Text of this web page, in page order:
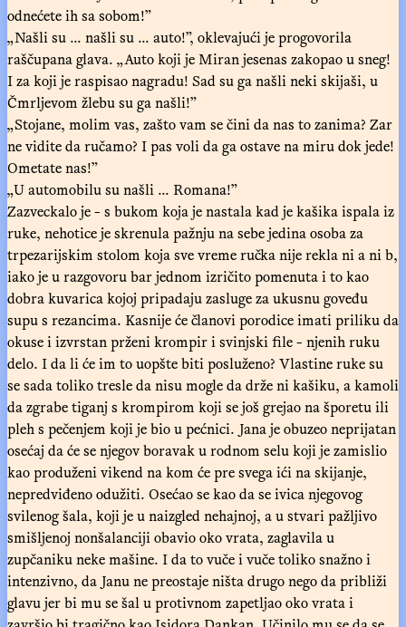
odnećete ih sa sobom!”
„Našli su ... našli su ... auto!”, oklevajući je progovorila
raščupana glava. „Auto koji je Miran jesenas zakopao u sneg!
I za koji je raspisao nagradu! Sad su ga našli neki skijaši, u
Čmrljevom žlebu su ga našli!”
„Stojane, molim vas, zašto vam se čini da nas to zanima? Zar
ne vidite da ručamo? I pas voli da ga ostave na miru dok jede!
Ometate nas!”
„U automobilu su našli ... Romana!”
Zazveckalo je - s bukom koja je nastala kad je kašika ispala iz
ruke, nehotice je skrenula pažnju na sebe jedina osoba za
trpezarijskim stolom koja sve vreme ručka nije rekla ni a ni b,
iako je u razgovoru bar jednom izričito pomenuta i to kao
dobra kuvarica kojoj pripadaju zasluge za ukusnu goveđu
supu s rezancima. Kasnije će članovi porodice imati priliku da
okuse i izvrstan prženi krompir i svinjski file - njenih ruku
delo. I da li će im to uopšte biti posluženo? Vlastine ruke su
se sada toliko tresle da nisu mogle da drže ni kašiku, a kamoli
da zgrabe tiganj s krompirom koji se još grejao na šporetu ili
pleh s pečenjem koji je bio u pećnici. Jana je obuzeo neprijatan
osećaj da će se njegov boravak u rodnom selu koji je zamislio
kao produženi vikend na kom će pre svega ići na skijanje,
nepredviđeno odužiti. Osećao se kao da se ivica njegovog
svilenog šala, koji je u naizgled nehajnoj, a u stvari pažljivo
smišljenoj nonšalanciji obavio oko vrata, zaglavila u
zupčaniku neke mašine. I da to vuče i vuče toliko snažno i
intenzivno, da Janu ne preostaje ništa drugo nego da približi
glavu jer bi mu se šal u protivnom zapetljao oko vrata i